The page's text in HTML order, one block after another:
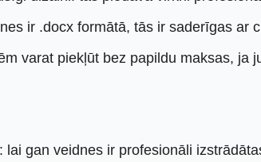
ir .docx formātā, tās ir saderīgas ar
varat piekļūt bez papildu maksas, ja
lai gan veidnes ir profesionāli